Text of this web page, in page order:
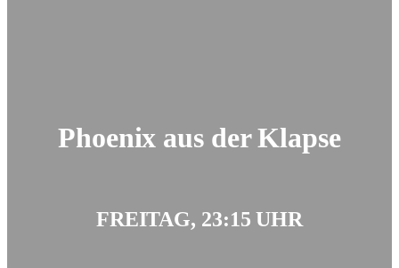
Phoenix aus der Klapse
FREITAG, 23:15 UHR